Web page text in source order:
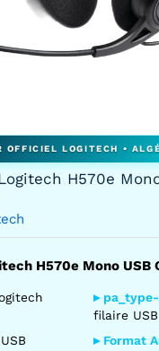
H570e
H570e Mono USB
▸
filaire
USB ▸ Format